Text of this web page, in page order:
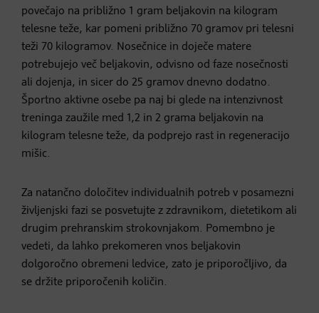
povečajo na približno 1 gram beljakovin na kilogram
telesne teže, kar pomeni približno 70 gramov pri telesni
teži 70 kilogramov. Nosečnice in doječe matere
potrebujejo več beljakovin, odvisno od faze nosečnosti
ali dojenja, in sicer do 25 gramov dnevno dodatno.
Športno aktivne osebe pa naj bi glede na intenzivnost
treninga zaužile med 1,2 in 2 grama beljakovin na
kilogram telesne teže, da podprejo rast in regeneracijo
mišic.
Za natančno določitev individualnih potreb v posamezni
življenjski fazi se posvetujte z zdravnikom, dietetikom ali
drugim prehranskim strokovnjakom. Pomembno je
vedeti, da lahko prekomeren vnos beljakovin
dolgoročno obremeni ledvice, zato je priporočljivo, da
se držite priporočenih količin.